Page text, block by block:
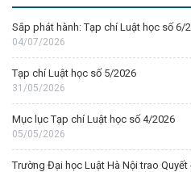
Sắp phát hành: Tạp chí Luật học số 6/
04/07/2026
Tạp chí Luật học số 5/2026
31/05/2026
Mục lục Tạp chí Luật học số 4/2026
05/05/2026
Trường Đại học Luật Hà Nội trao